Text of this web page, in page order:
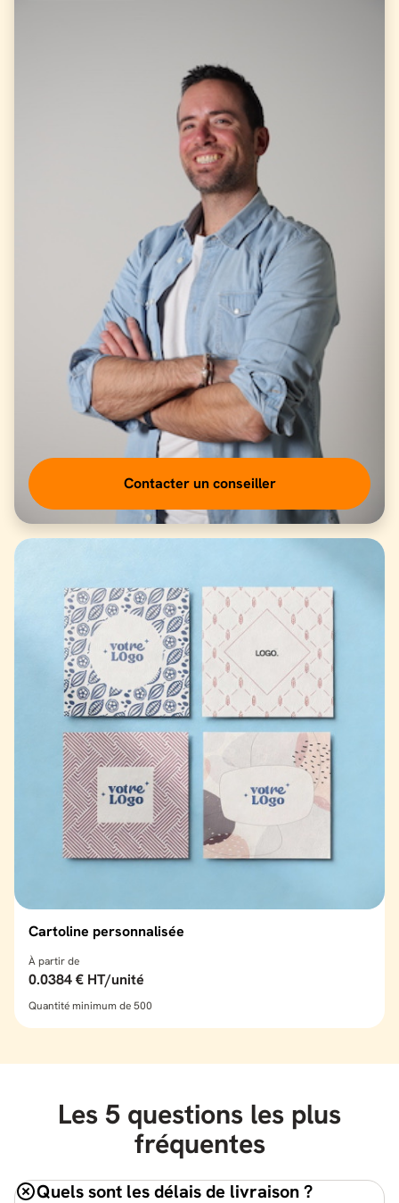
Contacter un conseiller
Cartoline personnalisée
À partir de
0.0384 € HT/unité
Quantité minimum de 500
Les 5 questions les plus
fréquentes
Quels sont les délais de livraison ?